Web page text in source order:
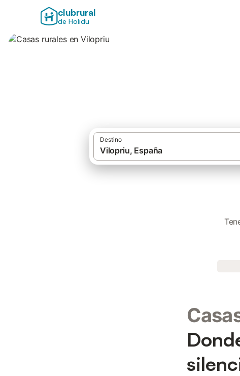
clubrural
de Holidu
Destino